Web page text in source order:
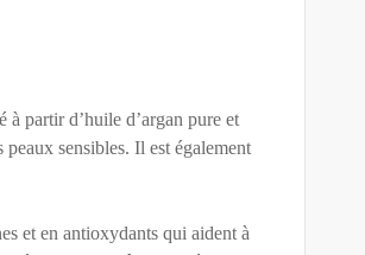
partir d’huile d’argan pure et
sensibles. Il est également
et en antioxydants qui aident à